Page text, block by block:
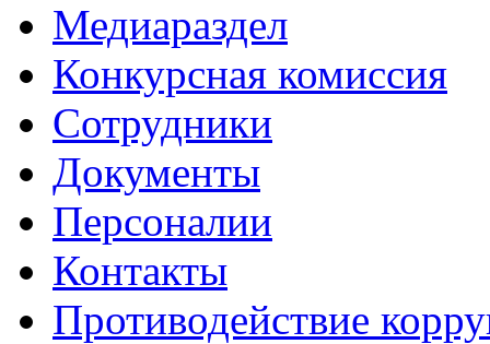
Медиараздел
Конкурсная комиссия
Сотрудники
Документы
Персоналии
Контакты
Противодействие